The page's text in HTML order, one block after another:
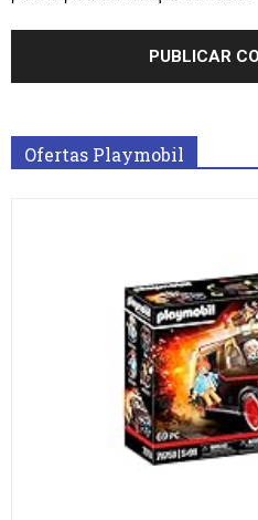
Ofertas Playmobil